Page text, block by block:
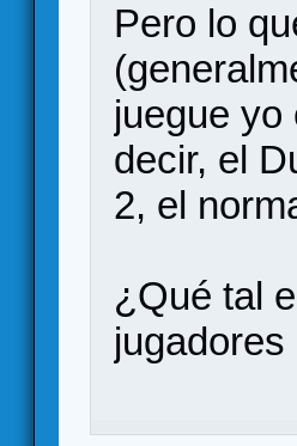
Pero lo
juegue yo
decir, el
2, el
¿Qué tal